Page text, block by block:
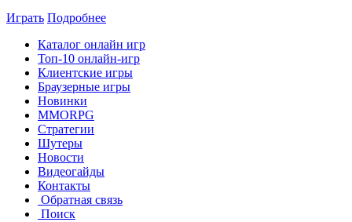
Играть Подробнее
Каталог онлайн игр
Топ-10 онлайн-игр
Клиентские игры
Браузерные игры
Новинки
MMORPG
Стратегии
Шутеры
Новости
Видеогайды
Контакты
Обратная связь
Поиск